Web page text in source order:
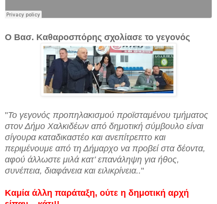
Ο Βασ. Καθαροσπόρης σχολίασε το γεγονός
"Το γεγονός προπηλακισμού προϊσταμένου τμήματος
στον Δήμο Χαλκιδέων από δημοτική σύμβουλο είναι
σίγουρα καταδικαστέο και ανεπίτρεπτο και
περιμένουμε από τη Δήμαρχο να προβεί στα δέοντα,
αφού άλλωστε μιλά κατ’ επανάληψη για ήθος,
συνέπεια, διαφάνεια και ειλικρίνεια.."
Καμία άλλη παράταξη, ούτε η δημοτική αρχή